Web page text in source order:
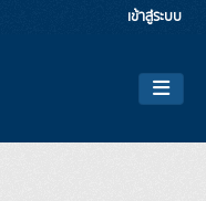
เข้าสู่ระบบ